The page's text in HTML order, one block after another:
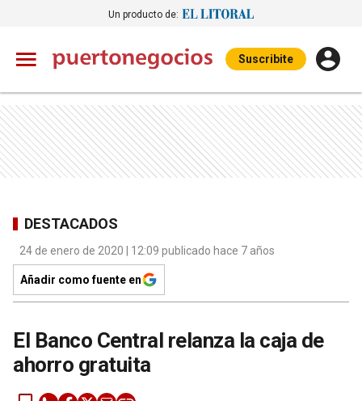
Un producto de:
Suscribite
DESTACADOS
24 de enero de 2020 | 12:09 publicado hace 7 años
Añadir como fuente en
El Banco Central relanza la caja de
ahorro gratuita